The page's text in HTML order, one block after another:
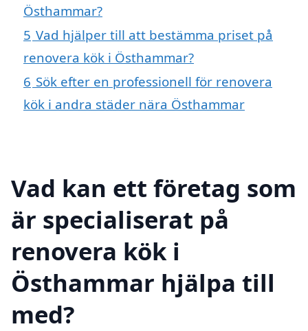
Östhammar?
5 Vad hjälper till att bestämma priset på
renovera kök i Östhammar?
6 Sök efter en professionell för renovera
kök i andra städer nära Östhammar
Vad kan ett företag som
är specialiserat på
renovera kök i
Östhammar hjälpa till
med?